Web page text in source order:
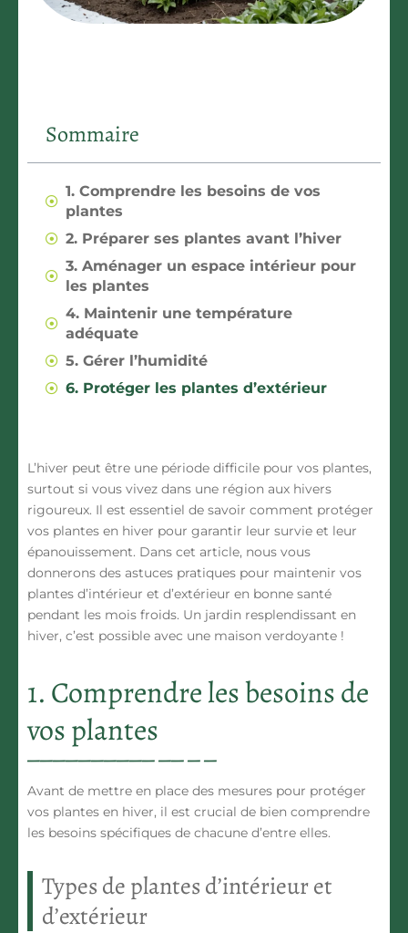
Sommaire
1. Comprendre les besoins de vos
plantes
2. Préparer ses plantes avant l’hiver
3. Aménager un espace intérieur pour
les plantes
4. Maintenir une température
adéquate
5. Gérer l’humidité
6. Protéger les plantes d’extérieur
L’hiver peut être une période difficile pour vos plantes,
surtout si vous vivez dans une région aux hivers
rigoureux. Il est essentiel de savoir comment protéger
vos plantes en hiver pour garantir leur survie et leur
épanouissement. Dans cet article, nous vous
donnerons des astuces pratiques pour maintenir vos
plantes d’intérieur et d’extérieur en bonne santé
pendant les mois froids. Un jardin resplendissant en
hiver, c’est possible avec une maison verdoyante !
1. Comprendre les besoins de
vos plantes
Avant de mettre en place des mesures pour protéger
vos plantes en hiver, il est crucial de bien comprendre
les besoins spécifiques de chacune d’entre elles.
Types de plantes d’intérieur et
d’extérieur